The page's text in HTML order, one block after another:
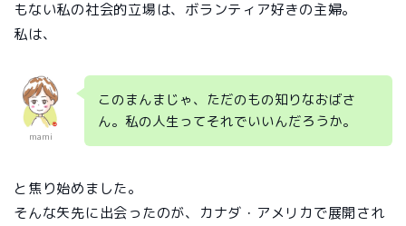
もない私の社会的立場は、ボランティア好きの主婦。
私は、
mami
このまんまじゃ、ただのもの知りなおばさ
ん。私の人生ってそれでいいんだろうか。
と焦り始めました。
そんな矢先に出会ったのが、カナダ・アメリカで展開され